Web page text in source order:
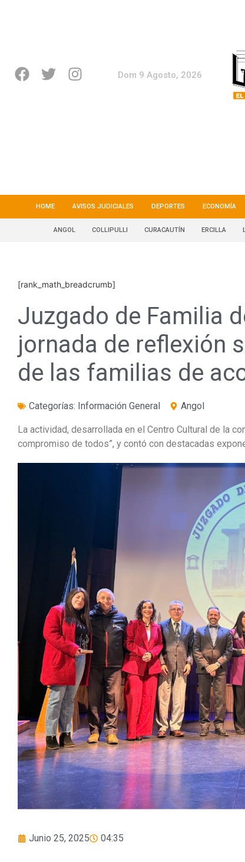
Dom 9 Agosto, 2026
HOME AVISOS JUDICIALES DEPORTES ECONOMÍA
ANGOL COLLIPULLI CURACAUTÍN ERCILLA
[rank_math_breadcrumb]
Juzgado de Familia
jornada de reflexión
de las familias de
Categorías: Información General Angol
La actividad, desarrollada en el Centro Cultural de la
compromiso de todos”, y contó con destacadas
Junio 25, 2025 04:35